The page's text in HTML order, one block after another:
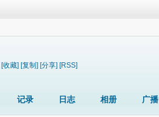
[收藏] [复制] [分享] [RSS]
记录 日志 相册 广播